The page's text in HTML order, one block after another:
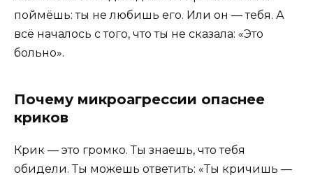
поймёшь: ты не любишь его. Или он — тебя. А
всё началось с того, что ты не сказала: «Это
больно».
Почему микроагрессии опаснее
криков
Крик — это громко. Ты знаешь, что тебя
обидели. Ты можешь ответить: «Ты кричишь —